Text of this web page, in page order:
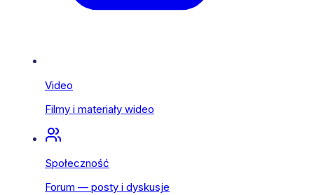
Video
Filmy i materiały wideo
Społeczność
Forum — posty i dyskusje